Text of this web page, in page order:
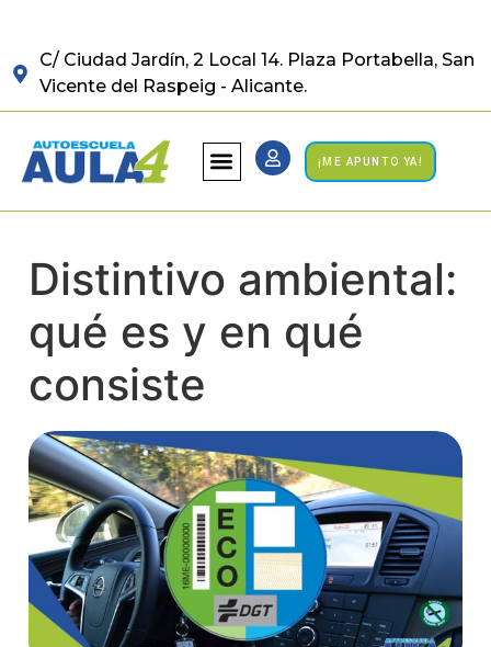
C/ Ciudad Jardín, 2 Local 14. Plaza Portabella, San
Vicente del Raspeig - Alicante.
¡ME APUNTO YA!
Distintivo ambiental:
qué es y en qué
consiste